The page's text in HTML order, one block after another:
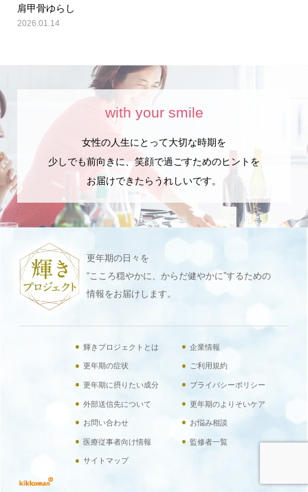
肩甲骨ゆらし
2026.01.14
with your smile
女性の人生にとって大切な時期を
少しでも前向きに、笑顔で過ごすためのヒントを
お届けできたらうれしいです。
更年期の日々を
“こころ穏やかに、からだ健やかに”するための
情報をお届けします。
輝きプロジェクトとは 企業情報
更年期の症状 ご利用規約
更年期に摂りたい成分 プライバシーポリシー
外部送信先について 更年期のよりそいケア
お問い合わせ お悩み相談
医療従事者向け情報 監修者一覧
サイトマップ